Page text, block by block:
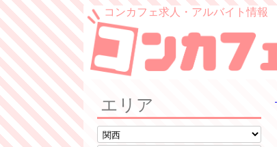
コンカフェ求人・アルバイト情報
エリア